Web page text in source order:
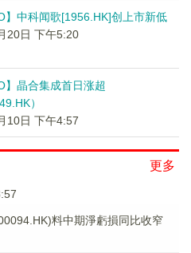
】中科闻歌[1956.HK]创上市新低
20日 下午5:20
】晶合集成首日涨超
）
10日 下午4:57
更多
料中期淨虧損同比收窄